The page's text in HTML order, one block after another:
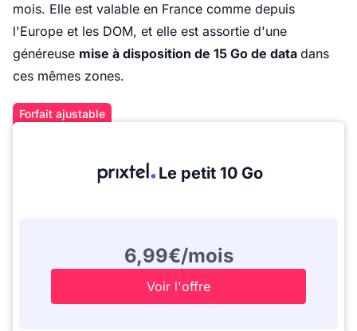
mois. Elle est valable en France comme depuis
l'Europe et les DOM, et elle est assortie d'une
généreuse mise à disposition de 15 Go de data dans
ces mêmes zones.
Forfait ajustable
Le petit 10 Go
6,99€/mois
Voir l'offre